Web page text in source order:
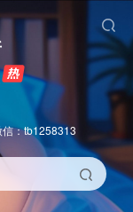
：tb1258313